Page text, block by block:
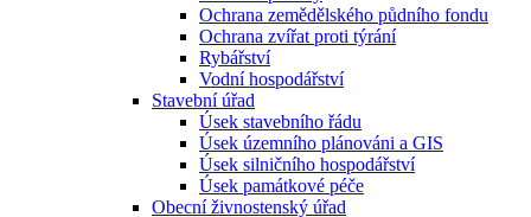
Ochrana zemědělského půdního fondu
Ochrana zvířat proti týrání
Rybářství
Vodní hospodářství
Stavební úřad
Úsek stavebního řádu
Úsek územního plánováni a GIS
Úsek silničního hospodářství
Úsek památkové péče
Obecní živnostenský úřad